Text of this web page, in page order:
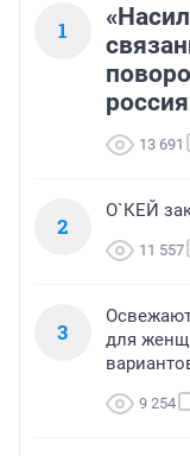
1
13 691
2
О`КЕЙ
11 557
3
для
9 254